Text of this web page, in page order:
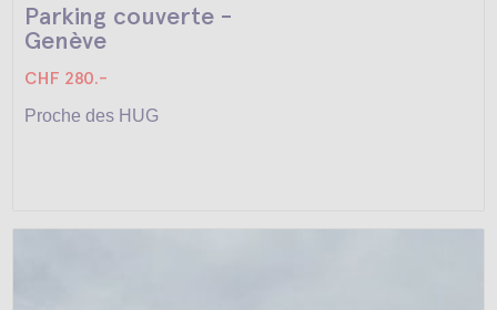
Parking couverte -
Genève
CHF 280.-
Proche des HUG